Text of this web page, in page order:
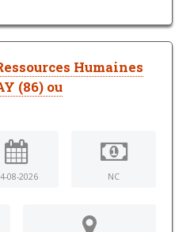
Humaines
(86) ou
08-2026 NC